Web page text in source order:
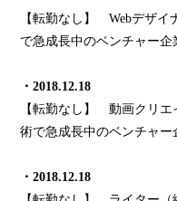
【転勤なし】 Webデザ
で急成長中のベンチャー企
・2018.12.18
【転勤なし】 動画クリ
術で急成長中のベンチャー
・2018.12.18